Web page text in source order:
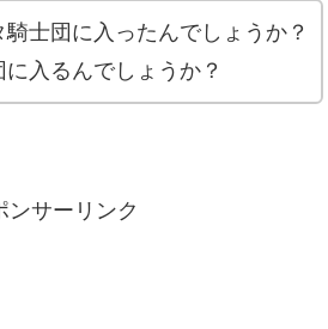
士団に入ったんでしょうか？
入るんでしょうか？
ンサーリンク